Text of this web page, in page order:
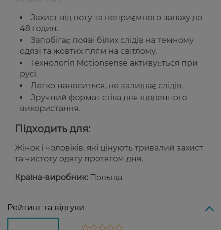
Захист від поту та неприємного запаху до
48 годин.
Запобігає появі білих слідів на темному
одязі та жовтих плям на світлому.
Технологія Motionsense активується при
русі.
Легко наноситься, не залишає слідів.
Зручний формат стіка для щоденного
використання.
Підходить для:
Жінок і чоловіків, які цінують тривалий захист
та чистоту одягу протягом дня.
Країна-виробник: Польща
Рейтинг та відгуки